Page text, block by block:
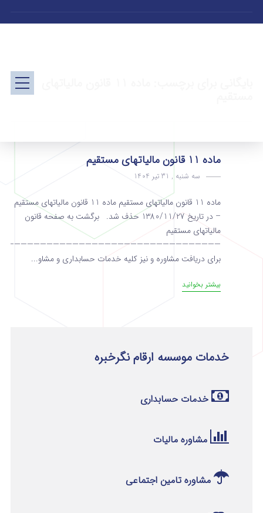
ماده 11 قانون مالیاتهای مستقیم
سه شنبه , 31 تیر 1404
ماده 11 قانون مالیاتهای مستقیم ماده 11 قانون مالیاتهای مستقیم
– در تاریخ 1380/11/27 حذف شد. برگشت به صفحه قانون
مالیاتهای مستقیم
برای دریافت مشاوره و نیز کلیه خدمات حسابداری و مشاو...
بیشتر بخوانید
خدمات موسسه ارقام نگرخبره
خدمات حسابداری
مشاوره مالیات
مشاوره تامین اجتماعی